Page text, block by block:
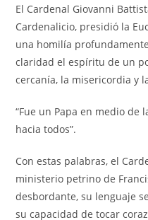
El Cardenal Giovanni
Cardenalicio, presidió la
una homilía
claridad el espíritu de un
cercanía, la misericordia y
“Fue un Papa en medio de
hacia todos”.
Con estas palabras, el
ministerio petrino de
desbordante, su lenguaje
su capacidad de tocar